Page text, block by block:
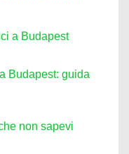
a Budapest
Budapest: guida
non sapevi